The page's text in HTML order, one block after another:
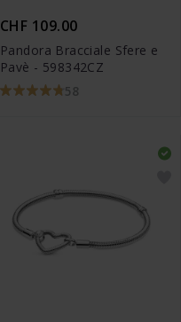
CHF 109.00
Pandora Bracciale Sfere e
Pavè - 598342CZ
58